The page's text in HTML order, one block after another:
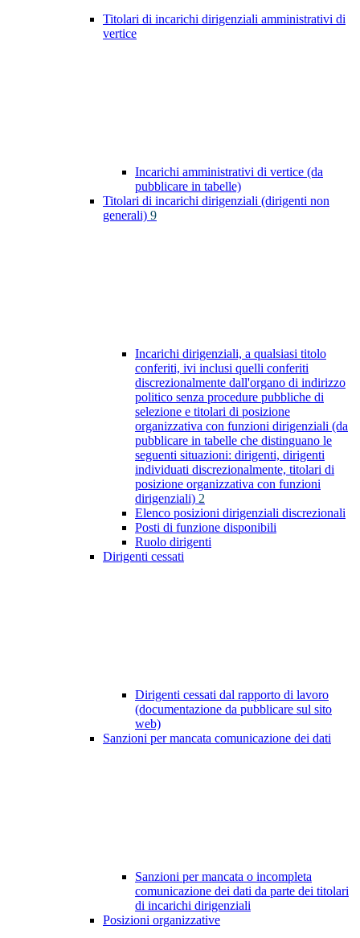
Titolari di incarichi dirigenziali amministrativi di
vertice
Incarichi amministrativi di vertice (da
pubblicare in tabelle)
Titolari di incarichi dirigenziali (dirigenti non
generali) 9
Incarichi dirigenziali, a qualsiasi titolo
conferiti, ivi inclusi quelli conferiti
discrezionalmente dall'organo di indirizzo
politico senza procedure pubbliche di
selezione e titolari di posizione
organizzativa con funzioni dirigenziali (da
pubblicare in tabelle che distinguano le
seguenti situazioni: dirigenti, dirigenti
individuati discrezionalmente, titolari di
posizione organizzativa con funzioni
dirigenziali) 2
Elenco posizioni dirigenziali discrezionali
Posti di funzione disponibili
Ruolo dirigenti
Dirigenti cessati
Dirigenti cessati dal rapporto di lavoro
(documentazione da pubblicare sul sito
web)
Sanzioni per mancata comunicazione dei dati
Sanzioni per mancata o incompleta
comunicazione dei dati da parte dei titolari
di incarichi dirigenziali
Posizioni organizzative